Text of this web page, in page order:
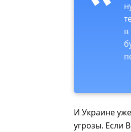
в
И Украине
угрозы. Если